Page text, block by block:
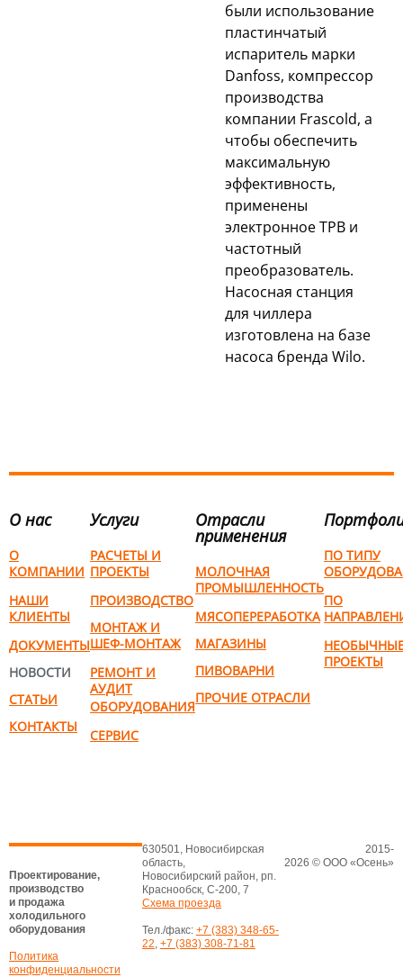
были использование
пластинчатый
испаритель марки
Danfoss, компрессор
производства
компании Frascold, а
чтобы обеспечить
максимальную
эффективность,
применены
электронное ТРВ и
частотный
преобразователь.
Насосная станция
для чиллера
изготовлена на базе
насоса бренда Wilo.
О нас
О
КОМПАНИИ
НАШИ
КЛИЕНТЫ
ДОКУМЕНТЫ
НОВОСТИ
СТАТЬИ
КОНТАКТЫ
Услуги
РАСЧЕТЫ И
ПРОЕКТЫ
ПРОИЗВОДСТВО
МОНТАЖ И
ШЕФ-МОНТАЖ
РЕМОНТ И
АУДИТ
ОБОРУДОВАНИЯ
СЕРВИС
Отрасли
применения
МОЛОЧНАЯ
ПРОМЫШЛЕННОСТЬ
МЯСОПЕРЕРАБОТКА
МАГАЗИНЫ
ПИВОВАРНИ
ПРОЧИЕ ОТРАСЛИ
ПО ТИПУ
ПО
ПРОЕКТЫ
Проектирование,
производство
и продажа
холодильного
оборудования
Политика
конфиденциальности
630501, Новосибирская
область,
Новосибирский район, рп.
Краснообск, С-200, 7
Схема проезда
Тел./факс: +7 (383) 348-65-
22, +7 (383) 308-71-81
2015-
2026 © ООО «Осень»